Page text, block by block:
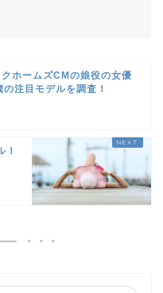
ホームズCMの娘役の女優
注目モデルを調査！
！